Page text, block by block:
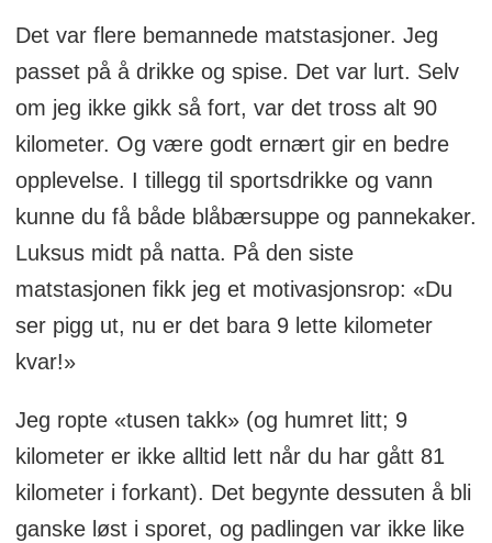
Det var flere bemannede matstasjoner. Jeg
passet på å drikke og spise. Det var lurt. Selv
om jeg ikke gikk så fort, var det tross alt 90
kilometer. Og være godt ernært gir en bedre
opplevelse. I tillegg til sportsdrikke og vann
kunne du få både blåbærsuppe og pannekaker.
Luksus midt på natta. På den siste
matstasjonen fikk jeg et motivasjonsrop: «Du
ser pigg ut, nu er det bara 9 lette kilometer
kvar!»
Jeg ropte «tusen takk» (og humret litt; 9
kilometer er ikke alltid lett når du har gått 81
kilometer i forkant). Det begynte dessuten å bli
ganske løst i sporet, og padlingen var ikke like